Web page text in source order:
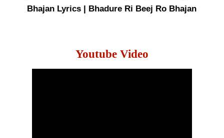
Bhajan Lyrics | Bhadure Ri Beej Ro Bhajan
Youtube Video